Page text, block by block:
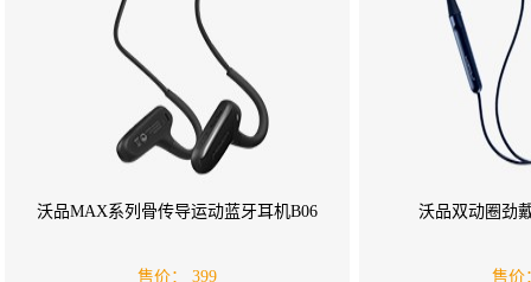
沃品MAX系列骨传导运动蓝牙耳机B06
售价： 399
沃品双动圈劲
售价